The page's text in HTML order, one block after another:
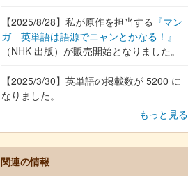
【2025/8/28】私が原作を担当する 『マン
ガ 英単語は語源でニャンとかなる！』
（NHK 出版）が販売開始となりました。
【2025/3/30】英単語の掲載数が 5200 に
なりました。
もっと見る
関連の情報